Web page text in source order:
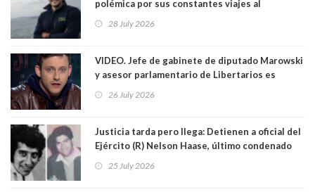
polémica por sus constantes viajes al
vacaciones para irse a Londres y Paris por 18
28 July 2026
VIDEO. Jefe de gabinete de diputado Marowski
y asesor parlamentario de Libertarios es
comentarios sexuales sobre menores. Redes
26 July 2026
Justicia tarda pero llega: Detienen a oficial del
Ejército (R) Nelson Haase, último condenado
Prisiones Littré Quiroga. Ambos fueron
25 July 2026